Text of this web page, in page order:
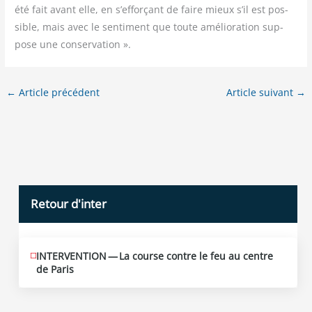
été fait avant elle, en s’ef­for­çant de faire mieux s’il est pos­
sible, mais avec le sen­ti­ment que toute amé­lio­ra­tion sup­
pose une conservation ».
← Article précédent Article suivant →
Retour d'inter
JUIN
12
2026
INTERVENTION — La course contre le feu au centre
de Paris